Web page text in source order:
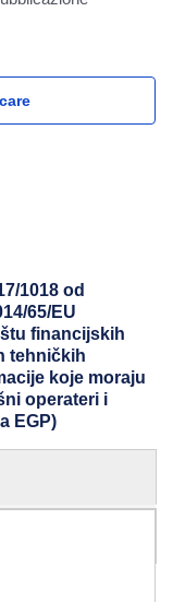
1018 оd
65/EU
financijskih
tehničkih
koje moraju
operateri i
EGP)